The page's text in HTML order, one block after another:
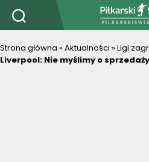
Strona główna »Aktualności »Ligi
Liverpool: Nie myślimy o